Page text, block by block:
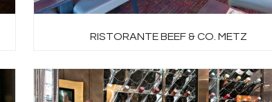
RISTORANTE BEEF & CO. METZ